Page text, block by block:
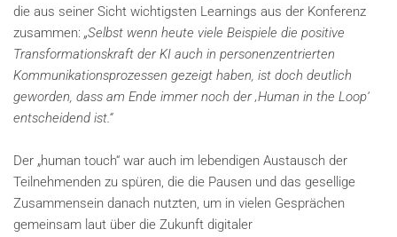
die aus seiner Sicht wichtigsten Learnings aus der Konferenz
zusammen: „Selbst wenn heute viele Beispiele die positive
Transformationskraft der KI auch in personenzentrierten
Kommunikationsprozessen gezeigt haben, ist doch deutlich
geworden, dass am Ende immer noch der ‚Human in the Loop‘
entscheidend ist.“
Der „human touch“ war auch im lebendigen Austausch der
Teilnehmenden zu spüren, die die Pausen und das gesellige
Zusammensein danach nutzten, um in vielen Gesprächen
gemeinsam laut über die Zukunft digitaler